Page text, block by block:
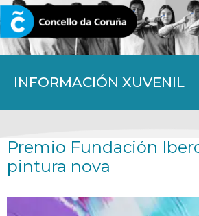
INFORMACIÓN XUVENIL
CORUNA.GAL
Premio Fundación
pintura nova